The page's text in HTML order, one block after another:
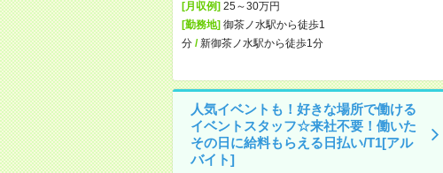
[月収例]25～30万円
[勤務地]御茶ノ水駅から徒歩1
分/新御茶ノ水駅から徒歩1分
人気イベントも！好きな場所で働ける
イベントスタッフ☆来社不要！働いた
その日に給料もらえる日払い/T1[アル
バイト]